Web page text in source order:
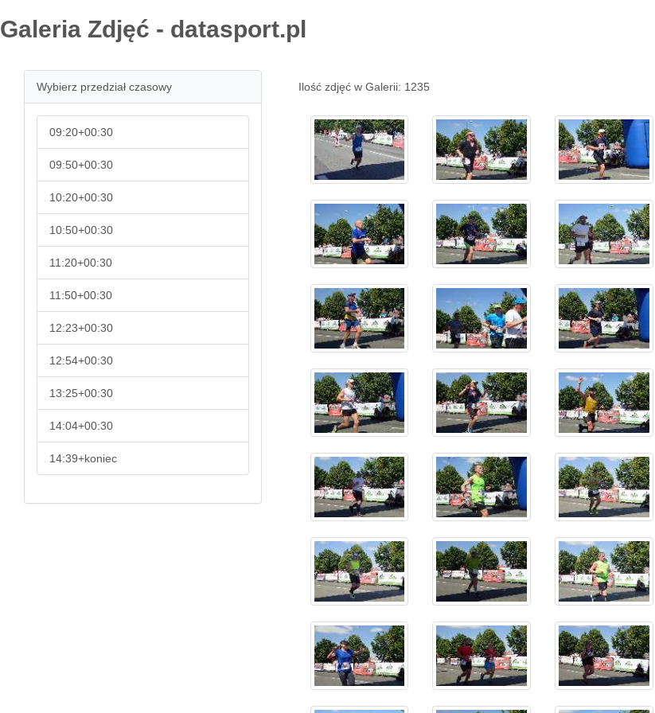
Galeria Zdjęć - datasport.pl
Wybierz przedział czasowy
09:20+00:30
09:50+00:30
10:20+00:30
10:50+00:30
11:20+00:30
11:50+00:30
12:23+00:30
12:54+00:30
13:25+00:30
14:04+00:30
14:39+koniec
Ilość zdjęć w Galerii: 1235